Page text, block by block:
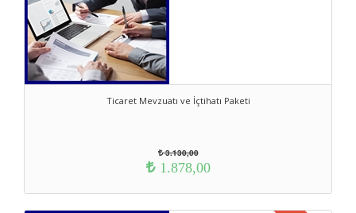
Ticaret Mevzuatı ve İçtihatı Paketi
3.130,00
1.878,00